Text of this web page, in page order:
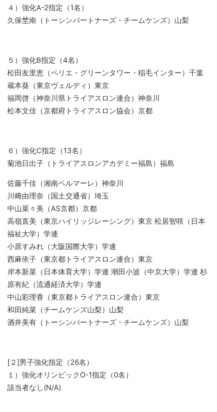
４）強化A-2指定（1名）
久保埜南（トーシンパートナーズ・チームケンズ）山梨
５）強化B指定（4名）
松田友里恵（ペリエ・グリーンタワー・稲毛インター）千葉
蔵本葵（東京ヴェルディ）東京
福岡啓（神奈川県トライアスロン連合）神奈川
松本文佳（京都府トライアスロン協会）京都
６）強化C指定（13名）
菊池日出子（トライアスロンアカデミー福島）福島
佐藤千佳（湘南ベルマーレ）神奈川
川﨑由理奈（国土交通省）埼玉
中山菜々美（AS京都）京都
高嶺直美（東京ハイリッジレーシング）東京 松居智咲（日本
福祉大学）学連
小原すみれ（大阪国際大学）学連
西麻依子（東京都トライアスロン連合）東京
岸本新菜（日本体育大学）学連 潮田小波（中京大学）学連 杉
原有紀（流通経済大学）学連
中山彩理香（東京都トライアスロン連合）東京
和田純菜（チームケンズ山梨）山梨
酒井美有（トーシンパートナーズ・チームケンズ）山梨
[２]男子強化指定（26名）
１）強化オリンピックO-1指定（0名）
該当者なし(N/A)